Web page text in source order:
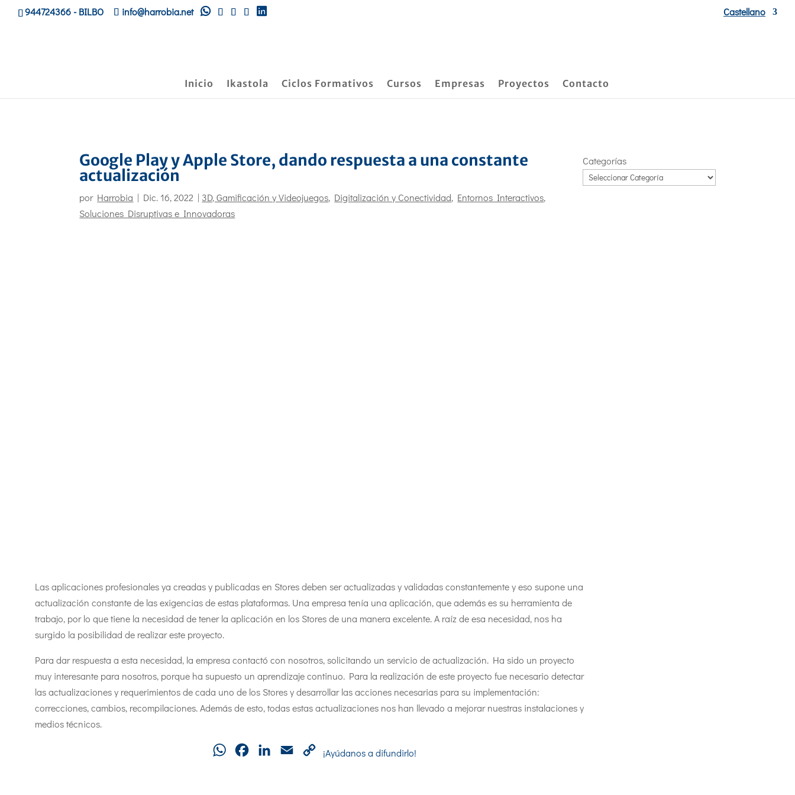
944724366- BILBO info@harrobia.net Castellano
Inicio Ikastola Ciclos Formativos Cursos Empresas Proyectos Contacto
Google Play y Apple Store, dando respuesta a una constante
actualización
por Harrobia | Dic. 16, 2022 | 3D, Gamificación y Videojuegos, Digitalización y Conectividad, Entornos Interactivos,
Soluciones Disruptivas e Innovadoras
Las aplicaciones profesionales ya creadas y publicadas en Stores deben ser actualizadas y validadas constantemente y eso supone una
actualización constante de las exigencias de estas plataformas. Una empresa tenía una aplicación, que además es su herramienta de
trabajo, por lo que tiene la necesidad de tener la aplicación en los Stores de una manera excelente. A raíz de esa necesidad, nos ha
surgido la posibilidad de realizar este proyecto.
Para dar respuesta a esta necesidad, la empresa contactó con nosotros, solicitando un servicio de actualización. Ha sido un proyecto
muy interesante para nosotros, porque ha supuesto un aprendizaje continuo. Para la realización de este proyecto fue necesario detectar
las actualizaciones y requerimientos de cada uno de los Stores y desarrollar las acciones necesarias para su implementación:
correcciones, cambios, recompilaciones. Además de esto, todas estas actualizaciones nos han llevado a mejorar nuestras instalaciones y
medios técnicos.
WhatsAppFacebookLinkedInEmail
Copy
¡Ayúdanos a difundirlo!
Categorías